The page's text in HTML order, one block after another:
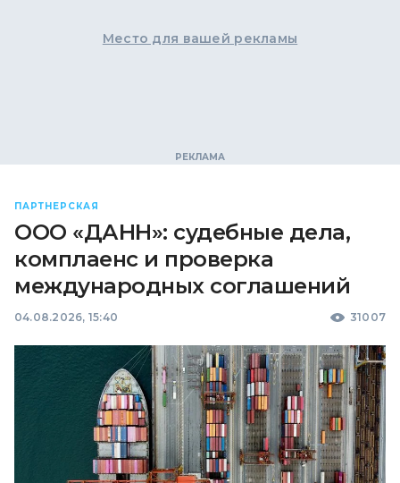
Место для вашей рекламы
ПАРТНЕРСКАЯ
ООО «ДАНН»: судебные дела,
комплаенс и проверка
международных соглашений
04.08.2026, 15:40 31007